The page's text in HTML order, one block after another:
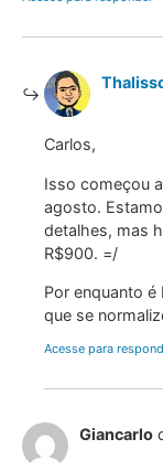
Carlos,
Isso começou
agosto.
detalhes, mas
R$900. =/
Por enquanto
que se
Acesse para
Giancarlo